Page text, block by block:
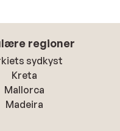
regioner
sydkyst
Kreta
Mallorca
Madeira